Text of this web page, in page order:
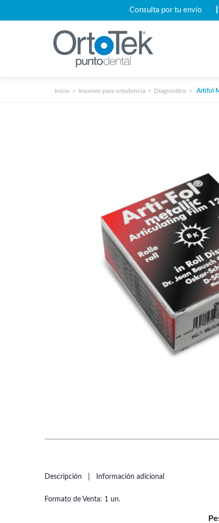
Consulta por tu envío
Inicio Insumos para ortodoncia Diagnóstico Artifol
Descripción Información adicional
Formato de Venta: 1 un.